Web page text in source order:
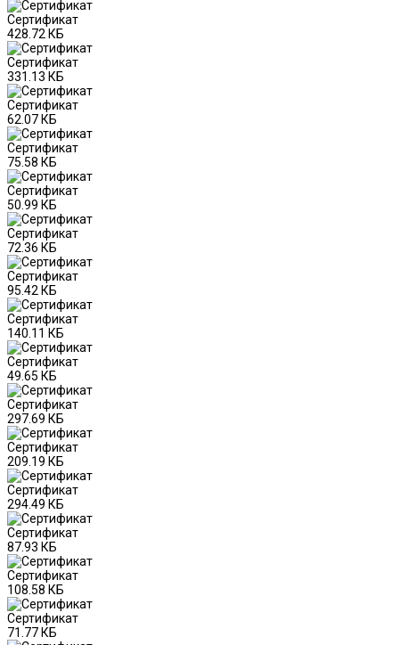
Сертификат
428.72 КБ
Сертификат
331.13 КБ
Сертификат
62.07 КБ
Сертификат
75.58 КБ
Сертификат
50.99 КБ
Сертификат
72.36 КБ
Сертификат
95.42 КБ
Сертификат
140.11 КБ
Сертификат
49.65 КБ
Сертификат
297.69 КБ
Сертификат
209.19 КБ
Сертификат
294.49 КБ
Сертификат
87.93 КБ
Сертификат
108.58 КБ
Сертификат
71.77 КБ